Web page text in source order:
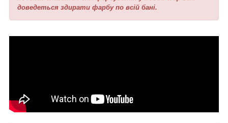
доведеться здирати фарбу по всій бані.